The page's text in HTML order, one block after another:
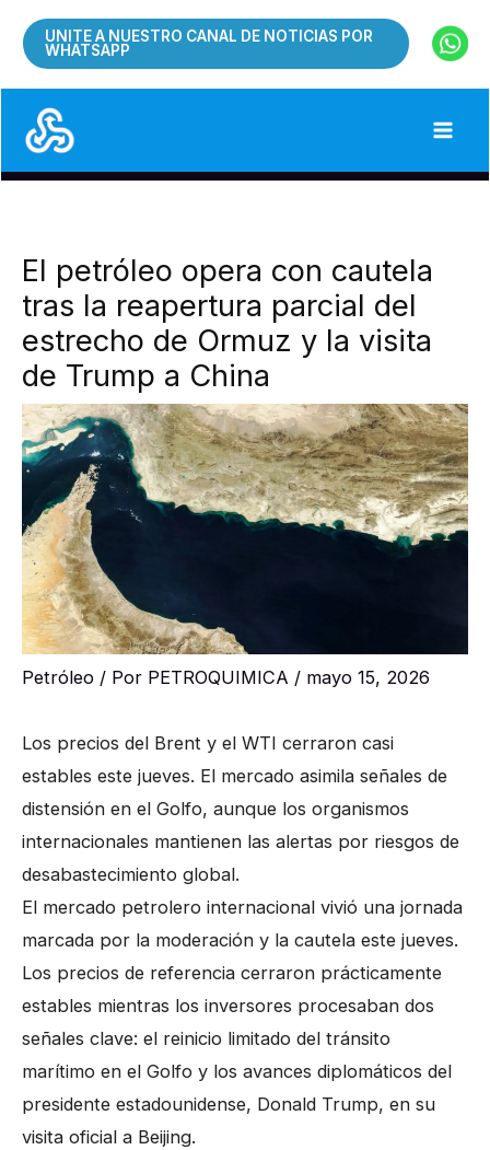
UNITE A NUESTRO CANAL DE NOTICIAS POR
WHATSAPP
El petróleo opera con cautela
tras la reapertura parcial del
estrecho de Ormuz y la visita
de Trump a China
Petróleo / Por PETROQUIMICA / mayo 15, 2026
Los precios del Brent y el WTI cerraron casi
estables este jueves. El mercado asimila señales de
distensión en el Golfo, aunque los organismos
internacionales mantienen las alertas por riesgos de
desabastecimiento global.
El mercado petrolero internacional vivió una jornada
marcada por la moderación y la cautela este jueves.
Los precios de referencia cerraron prácticamente
estables mientras los inversores procesaban dos
señales clave: el reinicio limitado del tránsito
marítimo en el Golfo y los avances diplomáticos del
presidente estadounidense, Donald Trump, en su
visita oficial a Beijing.